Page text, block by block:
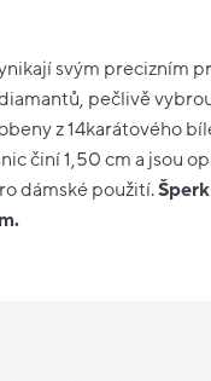
svým precizním
pečlivě
z 14karátového
činí 1,50 cm a jsou
dámské použití.